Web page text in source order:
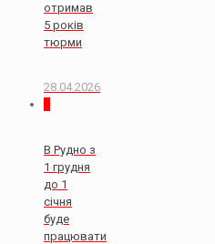
отримав
5 років
тюрми
28.04.2026
В Рудно з
1 грудня
до 1
січня
буде
працювати